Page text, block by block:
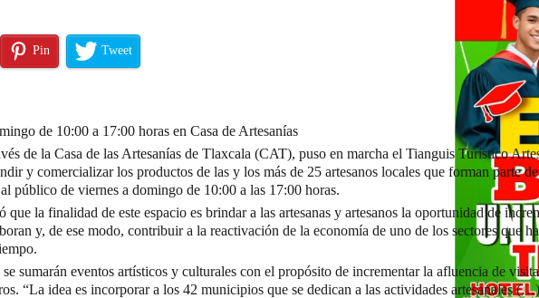
Pin Tweet
de 10:00 a 17:00 horas en Casa de Artesanías
de la Casa de las Artesanías de Tlaxcala (CAT), puso en marcha el Tianguis Turístico
y comercializar los productos de las y los más de 25 artesanos locales que forman parte de
público de viernes a domingo de 10:00 a las 17:00 horas.
la finalidad de este espacio es brindar a las artesanas y artesanos la oportunidad de
y, de ese modo, contribuir a la reactivación de la economía de uno de los sectores que
sumarán eventos artísticos y culturales con el propósito de incrementar la afluencia de
“La idea es incorporar a los 42 municipios que se dedican a las actividades artesanales